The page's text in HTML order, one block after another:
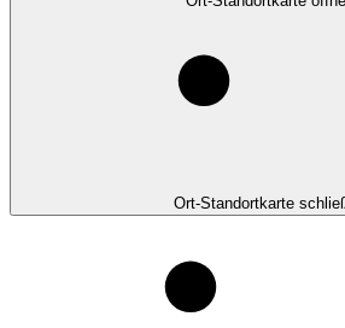
Ort-Standortkarte